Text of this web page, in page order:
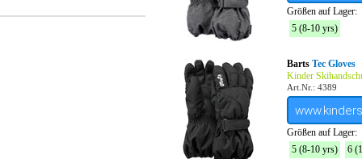
Größen auf Lager:
5 (8-10 yrs)
Barts Tec Gloves
Kinder
Art.Nr.: 4389
Größen auf Lager:
5 (8-10 yrs)
6